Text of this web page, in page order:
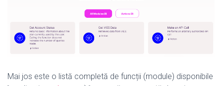
Mai jos este o listă completă de funcții (module) disponibile